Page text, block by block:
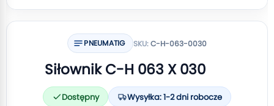
PNEUMATIG SKU:C-H-063-0030
Siłownik C-H 063 X 030
Dostępny Wysyłka: 1-2 dni robocze